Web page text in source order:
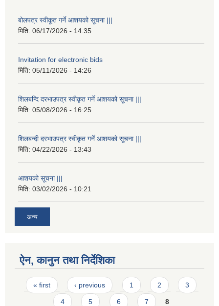
बोलपत्र स्वीकूत गर्ने आशयको सूचना |||
मिति: 06/17/2026 - 14:35
Invitation for electronic bids
मिति: 05/11/2026 - 14:26
शिलबन्दि दरभाउपत्र स्वीकृत गर्ने आशयको सूचना |||
मिति: 05/08/2026 - 16:25
शिलबन्दी दरभाउपत्र स्वीकृत गर्ने आशयको सूचना |||
मिति: 04/22/2026 - 13:43
आशयको सूचना |||
मिति: 03/02/2026 - 10:21
अन्य
ऐन, कानुन तथा निर्देशिका
Pages
« first ‹ previous 1 2 3
4 5 6 7 8